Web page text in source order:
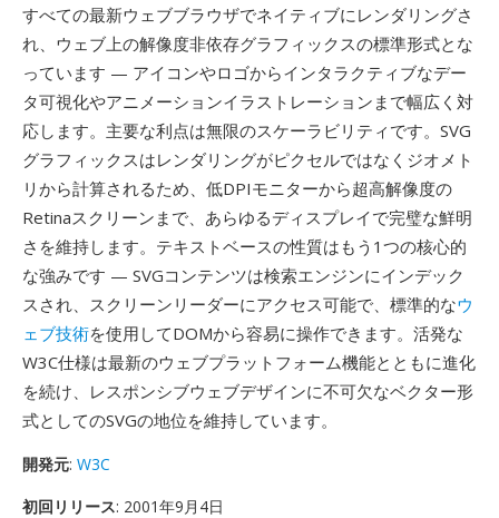
すべての最新ウェブブラウザでネイティブにレンダリングさ
れ、ウェブ上の解像度非依存グラフィックスの標準形式とな
っています — アイコンやロゴからインタラクティブなデー
タ可視化やアニメーションイラストレーションまで幅広く対
応します。主要な利点は無限のスケーラビリティです。SVG
グラフィックスはレンダリングがピクセルではなくジオメト
リから計算されるため、低DPIモニターから超高解像度の
Retinaスクリーンまで、あらゆるディスプレイで完璧な鮮明
さを維持します。テキストベースの性質はもう1つの核心的
な強みです — SVGコンテンツは検索エンジンにインデック
スされ、スクリーンリーダーにアクセス可能で、標準的なウ
ェブ技術を使用してDOMから容易に操作できます。活発な
W3C仕様は最新のウェブプラットフォーム機能とともに進化
を続け、レスポンシブウェブデザインに不可欠なベクター形
式としてのSVGの地位を維持しています。
開発元: W3C
初回リリース: 2001年9月4日